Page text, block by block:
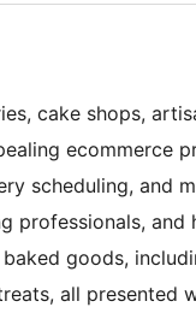
cake shops,
ecommerce
scheduling, and
professionals, and
goods,
all presented